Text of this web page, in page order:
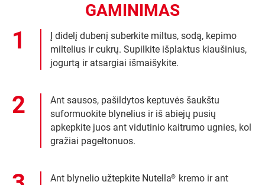
GAMINIMAS
Į didelį dubenį suberkite miltus, sodą, kepimo
miltelius ir cukrų. Supilkite išplaktus kiaušinius,
jogurtą ir atsargiai išmaišykite.
Ant sausos, pašildytos keptuvės šaukštu
suformuokite blynelius ir iš abiejų pusių
apkepkite juos ant vidutinio kaitrumo ugnies, kol
gražiai pageltonuos.
Ant blynelio užtepkite Nutella®
kremo ir ant